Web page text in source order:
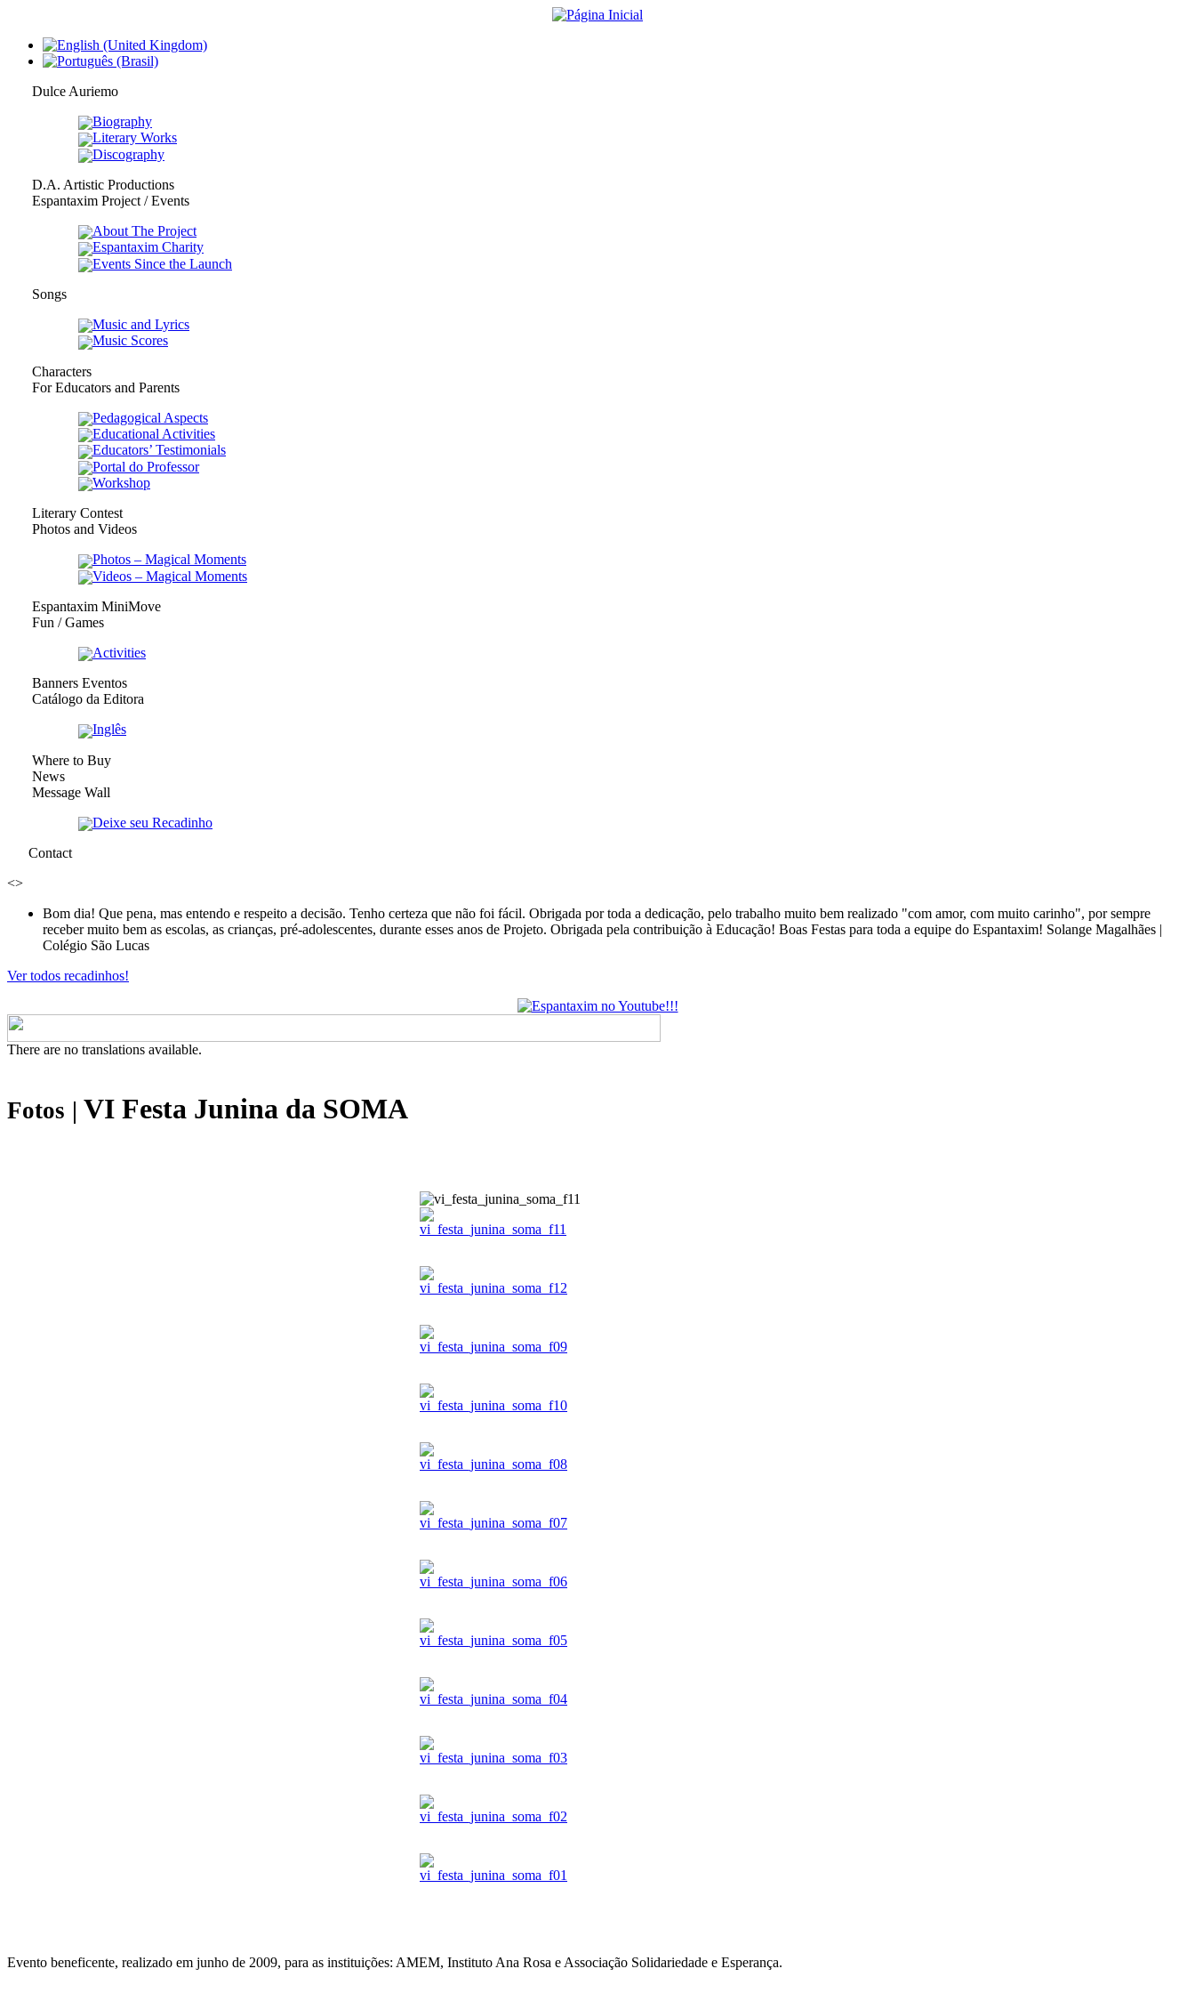
Dulce Auriemo
Biography
Literary Works
Discography
D.A. Artistic Productions
Espantaxim Project / Events
About The Project
Espantaxim Charity
Events Since the Launch
Songs
Music and Lyrics
Music Scores
Characters
For Educators and Parents
Pedagogical Aspects
Educational Activities
Educators’ Testimonials
Portal do Professor
Workshop
Literary Contest
Photos and Videos
Photos – Magical Moments
Videos – Magical Moments
Espantaxim MiniMove
Fun / Games
Activities
Banners Eventos
Catálogo da Editora
Inglês
Where to Buy
News
Message Wall
Deixe seu Recadinho
Contact
<>
Bom dia! Que pena, mas entendo e respeito a decisão. Tenho certeza que não foi fácil. Obrigada por toda a dedicação, pelo trabalho muito bem realizado "com amor, com muito carinho", por sempre
receber muito bem as escolas, as crianças, pré-adolescentes, durante esses anos de Projeto. Obrigada pela contribuição à Educação! Boas Festas para toda a equipe do Espantaxim! Solange Magalhães |
Colégio São Lucas
Ver todos recadinhos!
There are no translations available.
Fotos | VI Festa Junina da SOMA
Evento beneficente, realizado em junho de 2009, para as instituições: AMEM, Instituto Ana Rosa e Associação Solidariedade e Esperança.